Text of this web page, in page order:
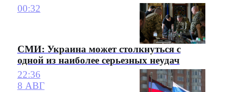
00:32
СМИ: Украина может столкнуться с
одной из наиболее серьезных неудач
22:36
8 АВГ